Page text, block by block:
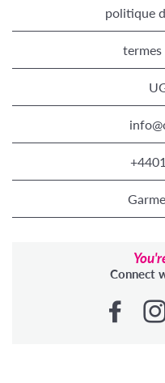
politique
Connect